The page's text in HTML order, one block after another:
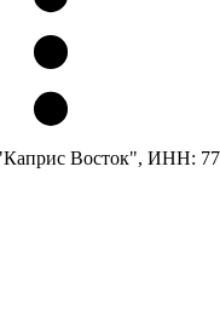
Восток", ИНН: